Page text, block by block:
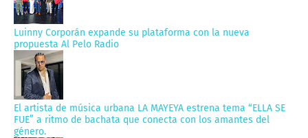
Luinny Corporán expande su plataforma con la nueva
propuesta Al Pelo Radio
El artista de música urbana LA MAYEYA estrena tema “ELLA SE
FUE” a ritmo de bachata que conecta con los amantes del
género.